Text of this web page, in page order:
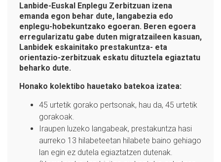
Lanbide-Euskal Enplegu Zerbitzuan izena
emanda egon behar dute, langabezia edo
enplegu-hobekuntzako egoeran. Beren egoera
erregularizatu gabe duten migratzaileen kasuan,
Lanbidek eskainitako prestakuntza- eta
orientazio-zerbitzuak eskatu dituztela egiaztatu
beharko dute.
Honako kolektibo hauetako batekoa izatea:
45 urtetik gorako pertsonak, hau da, 45 urtetik
gorakoak.
Iraupen luzeko langabeak, prestakuntza hasi
aurreko 13 hilabeteetan hilabete baino gehiago
lan egin ez dutela egiaztatzen dutenak.